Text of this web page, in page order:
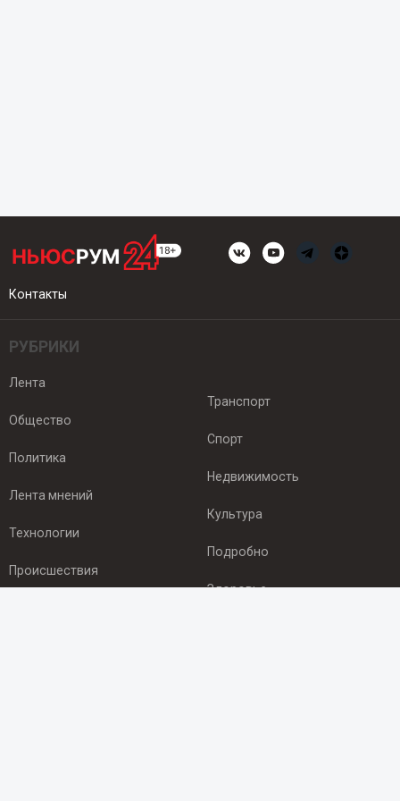
Контакты
РУБРИКИ
Лента
Общество
Политика
Лента мнений
Технологии
Происшествия
Транспорт
Спорт
Недвижимость
Культура
Подробно
Здоровье